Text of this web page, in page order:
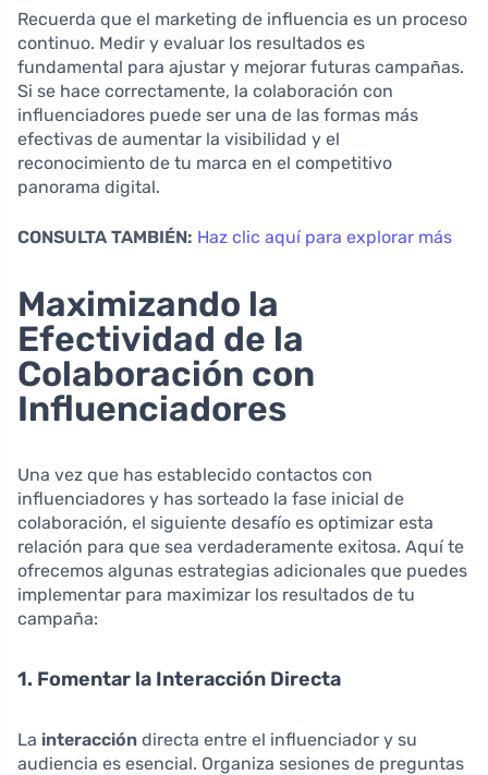
Recuerda que el marketing de influencia es un proceso
continuo. Medir y evaluar los resultados es
fundamental para ajustar y mejorar futuras campañas.
Si se hace correctamente, la colaboración con
influenciadores puede ser una de las formas más
efectivas de aumentar la visibilidad y el
reconocimiento de tu marca en el competitivo
panorama digital.
CONSULTA TAMBIÉN: Haz clic aquí para explorar más
Maximizando la
Efectividad de la
Colaboración con
Influenciadores
Una vez que has establecido contactos con
influenciadores y has sorteado la fase inicial de
colaboración, el siguiente desafío es optimizar esta
relación para que sea verdaderamente exitosa. Aquí te
ofrecemos algunas estrategias adicionales que puedes
implementar para maximizar los resultados de tu
campaña:
1. Fomentar la Interacción Directa
La interacción directa entre el influenciador y su
audiencia es esencial. Organiza sesiones de preguntas